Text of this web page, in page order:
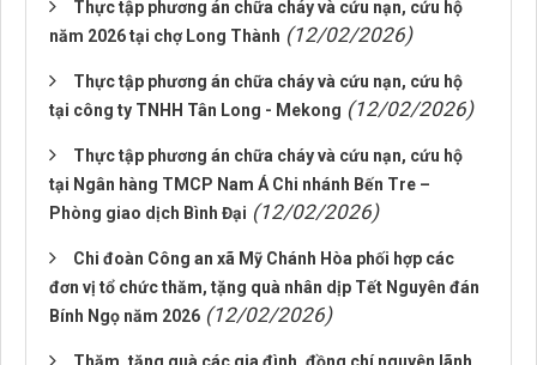
Thực tập phương án chữa cháy và cứu nạn, cứu hộ
năm 2026 tại chợ Long Thành (12/02/2026)
Thực tập phương án chữa cháy và cứu nạn, cứu hộ
tại công ty TNHH Tân Long - Mekong (12/02/2026)
Thực tập phương án chữa cháy và cứu nạn, cứu hộ
tại Ngân hàng TMCP Nam Á Chi nhánh Bến Tre –
Phòng giao dịch Bình Đại (12/02/2026)
Chi đoàn Công an xã Mỹ Chánh Hòa phối hợp các
đơn vị tổ chức thăm, tặng quà nhân dịp Tết Nguyên đán
Bính Ngọ năm 2026 (12/02/2026)